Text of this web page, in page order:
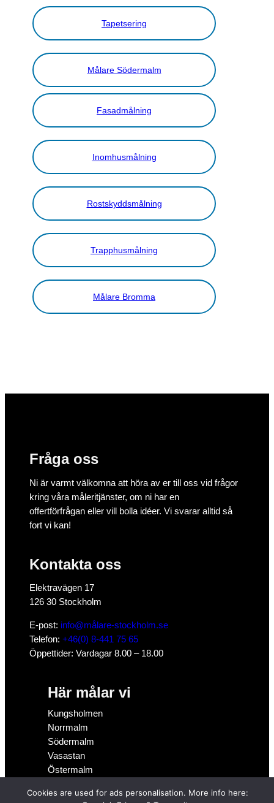
Tapetsering
Målare Södermalm
Fasadmålning
Inomhusmålning
Rostskyddsmålning
Trapphusmålning
Målare Bromma
Fråga oss
Ni är varmt välkomna att höra av er till oss vid frågor
kring våra måleritjänster, om ni har en
offertförfrågan eller vill bolla idéer. Vi svarar alltid så
fort vi kan!
Kontakta oss
Elektravägen 17
126 30 Stockholm
E-post: info@målare-stockholm.se
Telefon: +46(0) 8-441 75 65
Öppettider: Vardagar 8.00 – 18.00
Här målar vi
Kungsholmen
Norrmalm
Södermalm
Vasastan
Östermalm
Cookies are used for ads personalisation. More info here: